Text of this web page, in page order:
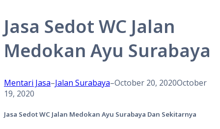
Jasa Sedot WC Jalan
Medokan Ayu Surabaya
Mentari Jasa–Jalan Surabaya–October 20, 2020October
19, 2020
Jasa Sedot WC Jalan Medokan Ayu Surabaya Dan Sekitarnya